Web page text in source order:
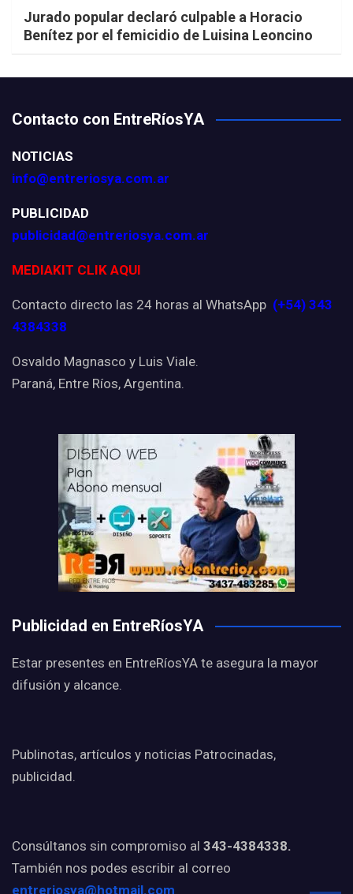
Jurado popular declaró culpable a Horacio
Benítez por el femicidio de Luisina Leoncino
Contacto con EntreRíosYA
NOTICIAS
info@entreriosya.com.ar
PUBLICIDAD
publicidad@entreriosya.com.ar
MEDIAKIT CLIK AQUI
Contacto directo las 24 horas al WhatsApp (+54) 343
4384338
Osvaldo Magnasco y Luis Viale.
Paraná, Entre Ríos, Argentina.
Publicidad en EntreRíosYA
Estar presentes en EntreRíosYA te asegura la mayor
difusión y alcance.
Publinotas, artículos y noticias Patrocinadas,
publicidad.
Consúltanos sin compromiso al 343-4384338.
También nos podes escribir al correo
entreriosya@hotmail.com